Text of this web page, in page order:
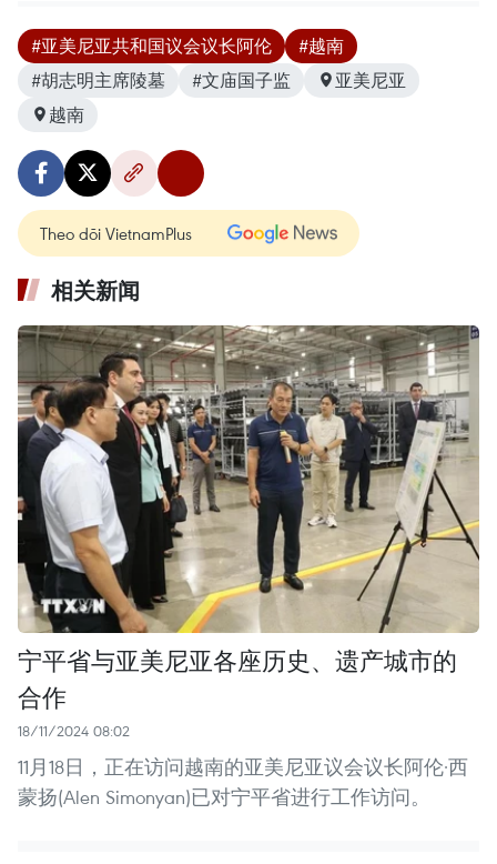
#亚美尼亚共和国议会议长阿伦
#越南
#胡志明主席陵墓
#文庙国子监
亚美尼亚
越南
Theo dõi VietnamPlus
相关新闻
宁平省与亚美尼亚各座历史、遗产城市的
合作
18/11/2024 08:02
11月18日，正在访问越南的亚美尼亚议会议长阿伦·西
蒙扬(Alen Simonyan)已对宁平省进行工作访问。